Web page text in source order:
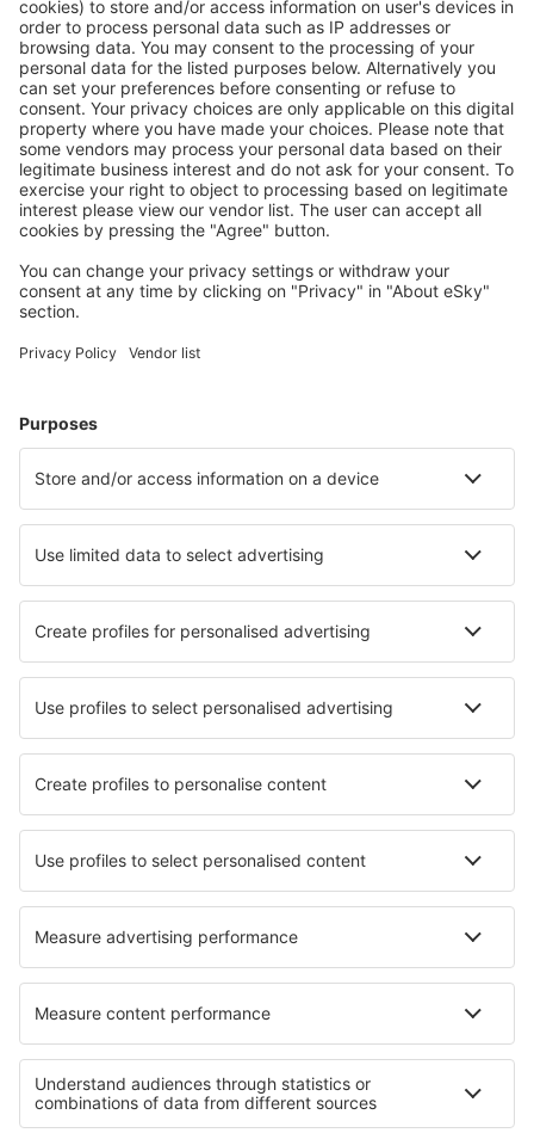
L’alloggio che ti piace
Scegli tra oltre 1,3 milioni di strutture: hotel, lodge,
appartamenti e altri.
Le strutture più ricercate dagli utenti eSky
Pernottamenti in Italia - Città popolari
Pernottamenti a Milano Pernottamenti a Napoli
Pernottamenti in Grado
Pernottamenti in Portoferraio Pernottamenti a Aosta
Le migliori sistemazioni - città
Pernottamenti in Pawling Pernottamenti in Raanujärvi
Pernottamenti Iguaba Grande Pernottamenti in Montels
Pernottamenti in Sandved Pernottamenti in Sarbinowo
Pernottamenti in Val Rendena
Pernottamenti in Italy - ski Pernottamenti a La Plagne
Pernottamenti in Woodbush Forest Reserve